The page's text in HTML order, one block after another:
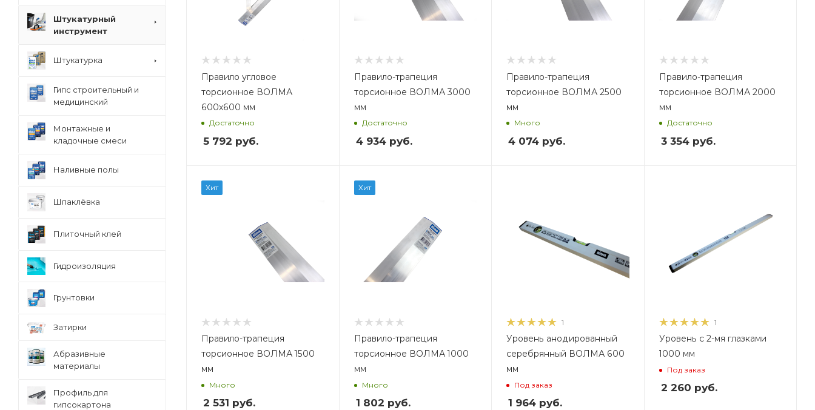
Правило угловое
торсионное ВОЛМА
600х600 мм
Достаточно
5 792 руб.
Правило-трапеция
торсионное ВОЛМА 3000
мм
Достаточно
4 934руб.
Правило-трапеция
торсионное ВОЛМА 2500
мм
Много
4 074 руб.
Правило-трапеция
торсионное ВОЛМА 2000
мм
Достаточно
3 354руб.
Хит
1,6
Правило-трапеция
торсионное ВОЛМА 1500
мм
Много
2 531 руб.
Хит
Правило-трапеция
торсионное ВОЛМА 1000
мм
Много
1 802 руб.
1
Уровень анодированный
серебрянный ВОЛМА 600
мм
Под заказ
1 964 руб.
1
Уровень с 2-мя глазками
1000 мм
Под заказ
2 260 руб.
Штукатурный
инструмент
Штукатурка
Гипс строительный и
медицинский
Монтажные и
кладочные смеси
Наливные полы
Шпаклёвка
Плиточный клей
Гидроизоляция
Грунтовки
Затирки
Абразивные
материалы
Профиль для
гипсокартона